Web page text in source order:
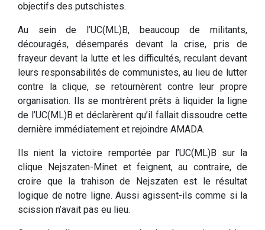
objectifs des putschistes.
Au sein de l’UC(ML)B, beaucoup de militants,
découragés, désemparés devant la crise, pris de
frayeur devant la lutte et les difficultés, reculant devant
leurs responsabilités de communistes, au lieu de lutter
contre la clique, se retournèrent contre leur propre
organisation. Ils se montrèrent prêts à liquider la ligne
de l’UC(ML)B et déclarèrent qu’il fallait dissoudre cette
dernière immédiatement et rejoindre AMADA.
Ils nient la victoire remportée par l’UC(ML)B sur la
clique Nejszaten-Minet et feignent, au contraire, de
croire que la trahison de Nejszaten est le résultat
logique de notre ligne. Aussi agissent-ils comme si la
scission n’avait pas eu lieu.